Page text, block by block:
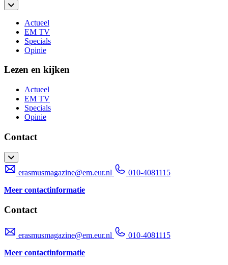
Actueel
EM TV
Specials
Opinie
Lezen en kijken
Actueel
EM TV
Specials
Opinie
Contact
erasmusmagazine@em.eur.nl
010-4081115
Meer contactinformatie
Contact
erasmusmagazine@em.eur.nl
010-4081115
Meer contactinformatie